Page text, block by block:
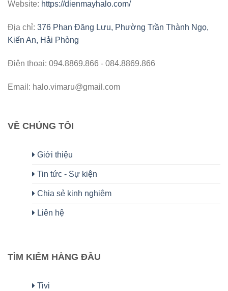
Website: https://dienmayhalo.com/
Địa chỉ: 376 Phan Đăng Lưu, Phường Trần Thành Ngọ,
Kiến An, Hải Phòng
Điện thoại: 094.8869.866 - 084.8869.866
Email: halo.vimaru@gmail.com
VỀ CHÚNG TÔI
Giới thiệu
Tin tức - Sự kiện
Chia sẻ kinh nghiệm
Liên hệ
TÌM KIẾM HÀNG ĐẦU
Tivi